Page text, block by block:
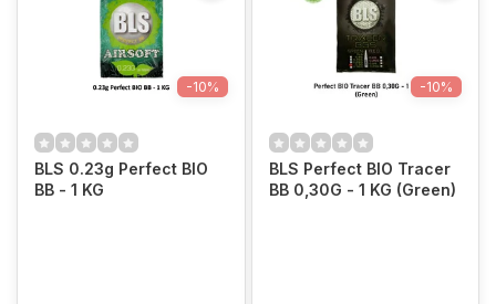
-10%
BLS 0.23g Perfect BIO
BB - 1 KG
-10%
BLS Perfect BIO Tracer
BB 0,30G - 1 KG (Green)